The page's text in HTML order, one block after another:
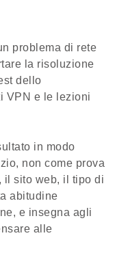
problema di rete
la risoluzione
dello
VPN e le lezioni
in modo
non come prova
il sito web, il tipo di
abitudine
e insegna agli
alle